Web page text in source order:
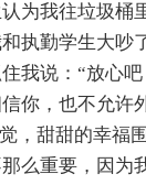
为我往垃圾桶
执勤学生大吵
我说：“放心
你，也不允许
，甜甜的幸福
么重要，因为